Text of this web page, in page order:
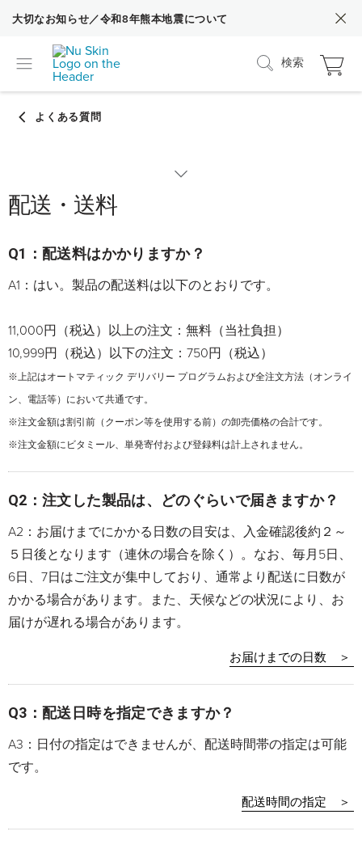
大切なお知らせ／令和8年熊本地震について
検索
カテゴリーから探す
nuskin.com（Web）の各種操作方法
nuskin.com（Web）の使い方
配送・送料
Q1：配送料はかかりますか？
A1：はい。製品の配送料は以下のとおりです。
11,000円（税込）以上の注文：無料（当社負担）
10,999円（税込）以下の注文：750円（税込）
※上記はオートマティック デリバリー プログラムおよび全注文方法（オンライ
ン、電話等）において共通です。
※注文金額は割引前（クーポン等を使用する前）の卸売価格の合計です。
※注文金額にビタミール、単発寄付および登録料は計上されません。
Q2：注文した製品は、どのぐらいで届きますか？
A2：お届けまでにかかる日数の目安は、入金確認後約２～
５日後となります（連休の場合を除く）。なお、毎月5日、
6日、7日はご注文が集中しており、通常より配送に日数が
かかる場合があります。また、天候などの状況により、お
届けが遅れる場合があります。
お届けまでの日数 ＞
Q3：配送日時を指定できますか？
A3：日付の指定はできませんが、配送時間帯の指定は可能
です。
配送時間の指定 ＞